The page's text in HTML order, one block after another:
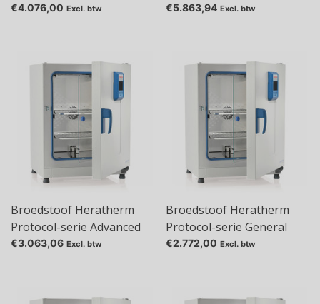
Protocol met
€4.076,00 Excl. btw
Protocol met
€5.863,94 Excl. btw
Broedstoof Heratherm
Protocol-serie Advanced
Protocol met
€3.063,06 Excl. btw
Broedstoof Heratherm
Protocol-serie General
Protocol met natuurlijke
€2.772,00 Excl. btw